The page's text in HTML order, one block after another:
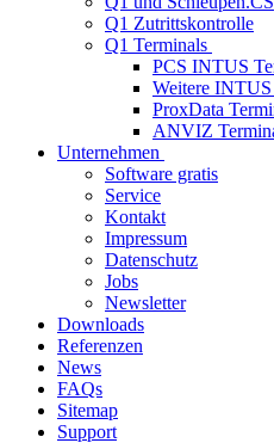
Q1 Zutrittskontrolle
Q1 Terminals
PCS INTUS
Weitere
ProxData
ANVIZ
Unternehmen
Software gratis
Service
Kontakt
Impressum
Datenschutz
Jobs
Newsletter
Downloads
Referenzen
News
FAQs
Sitemap
Support